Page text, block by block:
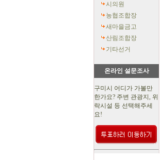
시의원
농협조합장
새마을금고
산림조합장
기타선거
온라인 설문조사
구미시 어디가 가볼만
한가요? 주변 관광지, 위
락시설 등 선택해주세
요!